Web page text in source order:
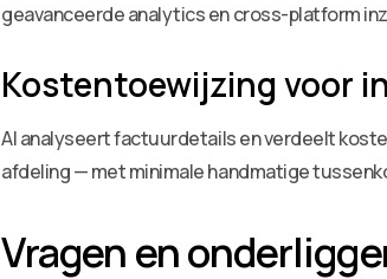
geavanceerde analytics en cross-platform
Kostentoewijzing voor
AI analyseert factuurdetails en verdeelt
afdeling — met minimale handmatige
Vragen en